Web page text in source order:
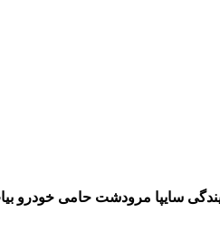
سایپا مرودشت حامی خودرو